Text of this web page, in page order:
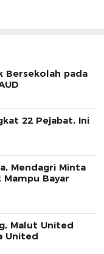
Bersekolah pada
22 Pejabat, Ini
Mendagri Minta
Bayar
Malut United
United